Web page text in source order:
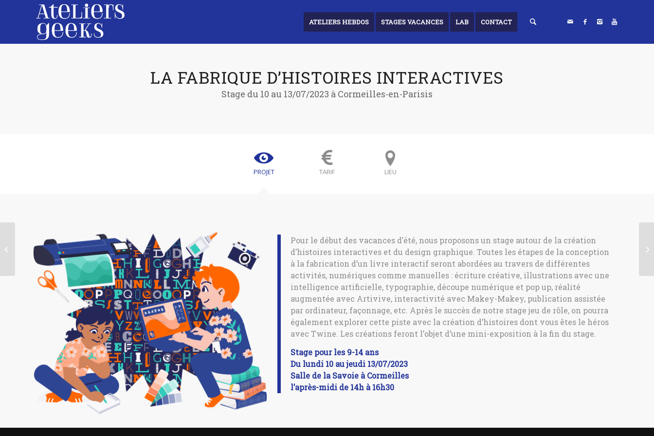
ATELIERS HEBDOS STAGES VACANCES LAB CONTACT
LA FABRIQUE D’HISTOIRES INTERACTIVES
Stage du 10 au 13/07/2023 à Cormeilles-en-Parisis
PROJET TARIF LIEU
Pour le début des vacances d’été, nous proposons un stage autour de la création
d’histoires interactives et du design graphique. Toutes les étapes de la conception
à la fabrication d’un livre interactif seront abordées au travers de différentes
activités, numériques comme manuelles : écriture créative, illustrations avec une
intelligence artificielle, typographie, découpe numérique et pop up, réalité
augmentée avec Artivive, interactivité avec Makey-Makey, publication assistée
par ordinateur, façonnage, etc. Après le succès de notre stage jeu de rôle, on pourra
également explorer cette piste avec la création d’histoires dont vous êtes le héros
avec Twine. Les créations feront l’objet d’une mini-exposition à la fin du stage.
Stage pour les 9-14 ans
Du lundi 10 au jeudi 13/07/2023
Salle de la Savoie à Cormeilles
l’après-midi de 14h à 16h30
FLEURS DE LUNE